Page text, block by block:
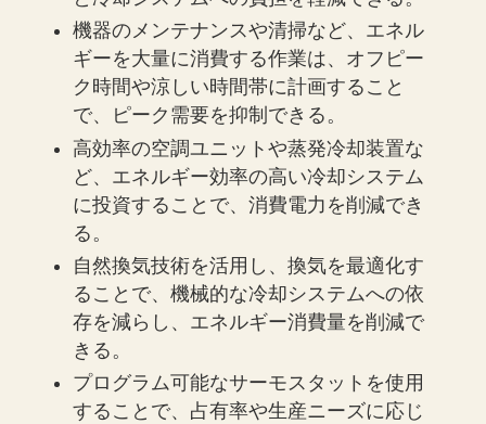
機器のメンテナンスや清掃など、エネル
ギーを大量に消費する作業は、オフピー
ク時間や涼しい時間帯に計画すること
で、ピーク需要を抑制できる。
高効率の空調ユニットや蒸発冷却装置な
ど、エネルギー効率の高い冷却システム
に投資することで、消費電力を削減でき
る。
自然換気技術を活用し、換気を最適化す
ることで、機械的な冷却システムへの依
存を減らし、エネルギー消費量を削減で
きる。
プログラム可能なサーモスタットを使用
することで、占有率や生産ニーズに応じ